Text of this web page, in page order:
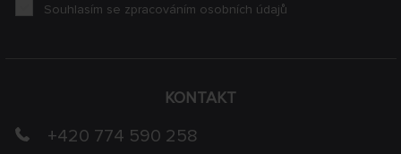
KONTAKT
+420 774 590 258
Souhlasím se zpracováním osobních údajů